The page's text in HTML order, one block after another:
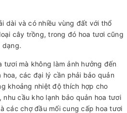
dài và có nhiều vùng đất với thổ
cây trồng, trong đó hoa tươi cũng
dạng.
tươi mà không làm ảnh hưởng đến
các đại lý cần phải bảo quản
khoảng nhiệt độ thích hợp cho
cầu kho lạnh bảo quản hoa tươi
các chợ đầu mối cung cấp hoa tươi